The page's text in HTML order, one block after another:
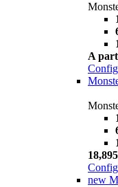
A
new